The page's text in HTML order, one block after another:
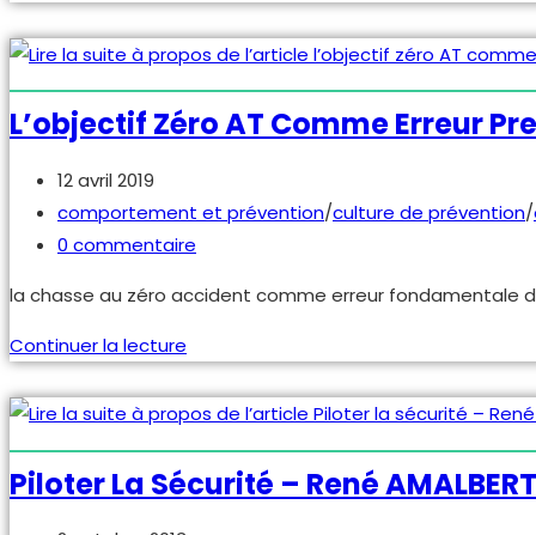
maladies
professionnelles
enjeux,
gestion
suivi
L’objectif Zéro AT Comme Erreur
Publication
publiée :
12 avril 2019
Post
category:
comportement et prévention/culture de prévention/
Commentaires
la
publication :
0 commentaire
la chasse au zéro accident comme erreur fondamentale
Continuer la lecture
AT
erreur
première
Piloter La Sécurité – René